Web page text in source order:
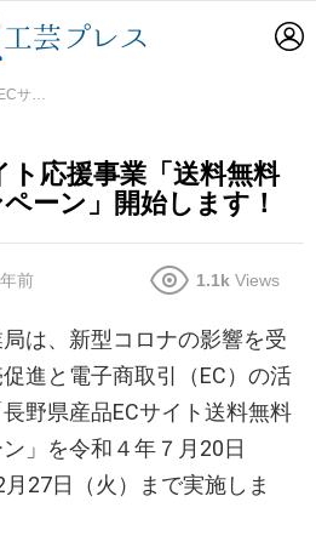
ーン」開始します！
ト応援事業「送料無料
ーン」開始します！
前 1.1k Views
は、新型コロナの影響を受
進と電子商取引（EC）の活
野県産品ECサイト送料無料
」を令和４年７月20日
月27日（火）まで実施しま